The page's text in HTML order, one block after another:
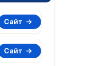
Сайт
Сайт